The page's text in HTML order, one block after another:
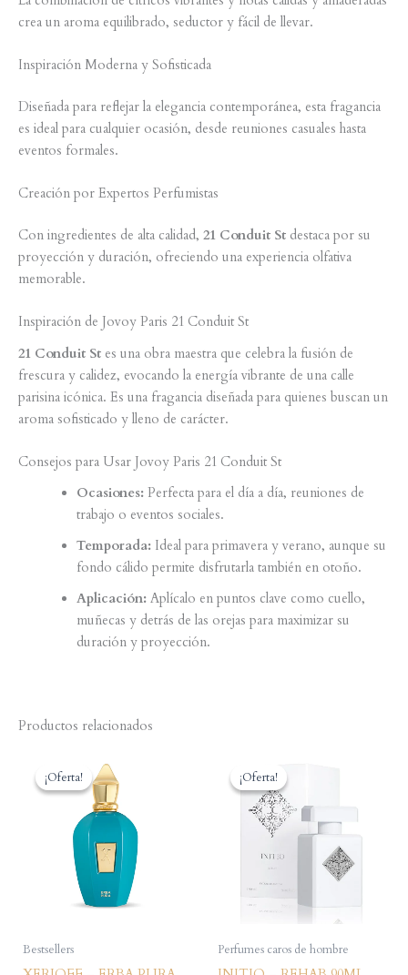
crea un aroma equilibrado, seductor y fácil de llevar.
Inspiración Moderna y Sofisticada
Diseñada para reflejar la elegancia contemporánea, esta fragancia
es ideal para cualquier ocasión, desde reuniones casuales hasta
eventos formales.
Creación por Expertos Perfumistas
Con ingredientes de alta calidad, 21 Conduit St destaca por su
proyección y duración, ofreciendo una experiencia olfativa
memorable.
Inspiración de Jovoy Paris 21 Conduit St
21 Conduit St es una obra maestra que celebra la fusión de
frescura y calidez, evocando la energía vibrante de una calle
parisina icónica. Es una fragancia diseñada para quienes buscan un
aroma sofisticado y lleno de carácter.
Consejos para Usar Jovoy Paris 21 Conduit St
Ocasiones:Perfecta para el día a día, reuniones de
trabajo o eventos sociales.
Temporada:Ideal para primavera y verano, aunque su
fondo cálido permite disfrutarla también en otoño.
Aplicación:Aplícalo en puntos clave como cuello,
muñecas y detrás de las orejas para maximizar su
duración y proyección.
Productos relacionados
¡Oferta!
¡Oferta!
Bestsellers
¡Oferta!
¡Oferta!
Perfumes caros de hombre